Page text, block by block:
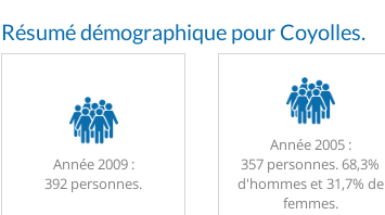
Résumé démographique pour Coyolles.
Année 2009 :
392 personnes.
Année 2005 :
357 personnes. 68,3%
d'hommes et 31,7% de
femmes.